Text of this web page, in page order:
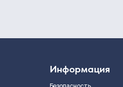
Информация